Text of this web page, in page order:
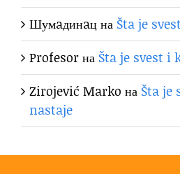
Шумaдинaцна Šta je
Profesorна Šta je svest i
Zirojević Marko на Šta je
nastaje